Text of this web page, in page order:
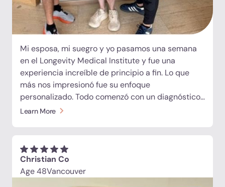
Mi esposa, mi suegro y yo pasamos una semana
en el Longevity Medical Institute y fue una
experiencia increíble de principio a fin. Lo que
más nos impresionó fue su enfoque
personalizado. Todo comenzó con un diagnóstico
integral que incluyó análisis de laboratorio
Los médicos revisaron cuidadosamente nuestros
resultados y desarrollaron planes de tratamiento
individualizados basados en nuestros hallazgos y
Learn More
Christian Co
Age 48Vancouver